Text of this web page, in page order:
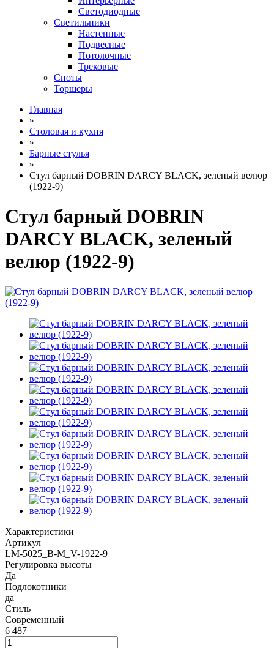
Светодиодные
Светильники
Настенные
Подвесные
Потолочные
Трековые
Споты
Торшеры
Главная
»
Столовая и кухня
»
Барные стулья
»
Стул барный DOBRIN DARCY BLACK, зеленый велюр
(1922-9)
Стул барный DOBRIN
DARCY BLACK, зеленый
велюр (1922-9)
Характеристики
Артикул
LM-5025_B-M_V-1922-9
Регулировка высоты
Да
Подлокотники
да
Стиль
Современный
6 487